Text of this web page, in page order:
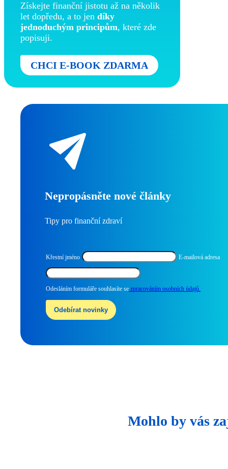
Získejte finanční jistotu až na několik
let dopředu, a to jen díky
jednoduchým principům, které zde
popisuji.
CHCI E-BOOK ZDARMA
Nepropásněte nové články
Tipy pro finanční zdraví
Křestní jméno E-mailová adresa
Odesláním formuláře souhlasíte se zpracováním osobních údajů.
Mohlo by vás